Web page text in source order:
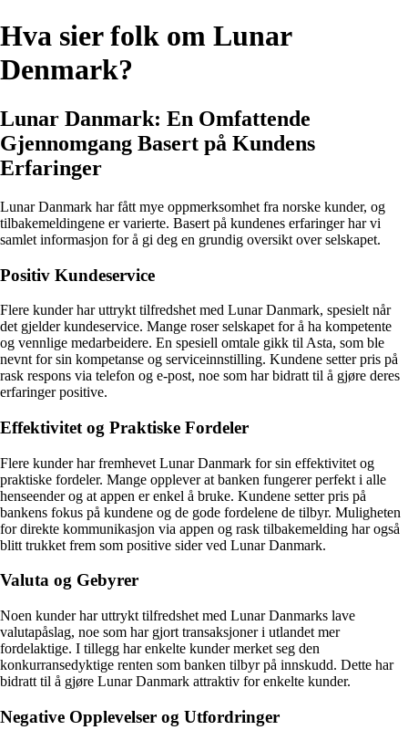
Hva sier folk om Lunar
Denmark?
Lunar Danmark: En Omfattende
Gjennomgang Basert på Kundens
Erfaringer
Lunar Danmark har fått mye oppmerksomhet fra norske kunder, og
tilbakemeldingene er varierte. Basert på kundenes erfaringer har vi
samlet informasjon for å gi deg en grundig oversikt over selskapet.
Positiv Kundeservice
Flere kunder har uttrykt tilfredshet med Lunar Danmark, spesielt når
det gjelder kundeservice. Mange roser selskapet for å ha kompetente
og vennlige medarbeidere. En spesiell omtale gikk til Asta, som ble
nevnt for sin kompetanse og serviceinnstilling. Kundene setter pris på
rask respons via telefon og e-post, noe som har bidratt til å gjøre deres
erfaringer positive.
Effektivitet og Praktiske Fordeler
Flere kunder har fremhevet Lunar Danmark for sin effektivitet og
praktiske fordeler. Mange opplever at banken fungerer perfekt i alle
henseender og at appen er enkel å bruke. Kundene setter pris på
bankens fokus på kundene og de gode fordelene de tilbyr. Muligheten
for direkte kommunikasjon via appen og rask tilbakemelding har også
blitt trukket frem som positive sider ved Lunar Danmark.
Valuta og Gebyrer
Noen kunder har uttrykt tilfredshet med Lunar Danmarks lave
valutapåslag, noe som har gjort transaksjoner i utlandet mer
fordelaktige. I tillegg har enkelte kunder merket seg den
konkurransedyktige renten som banken tilbyr på innskudd. Dette har
bidratt til å gjøre Lunar Danmark attraktiv for enkelte kunder.
Negative Opplevelser og Utfordringer